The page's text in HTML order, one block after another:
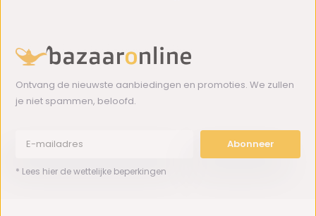
Ontvang de nieuwste aanbiedingen en promoties. We zullen
je niet spammen, beloofd.
Abonneer
* Lees hier de wettelijke beperkingen